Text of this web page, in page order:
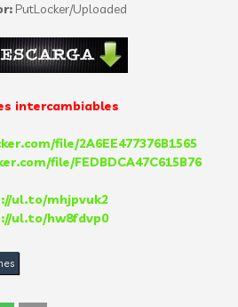
PutLocker/Uploaded
intercambiables
file/2A6EE477376B1565
file/FEDBDCA47C615B76
ul.to/mhjpvuk2
ul.to/hw8fdvp0